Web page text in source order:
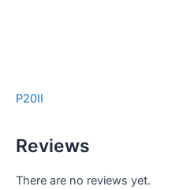
P20II
Reviews
There are no reviews yet.